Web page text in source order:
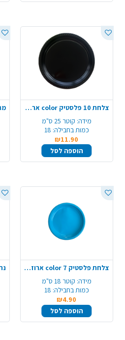
צלחת 10 פלסטיק color ארוז 18 יח' - שחור
מידה: קוטר 25 ס"מ
כמות בחבילה: 18
₪11.90
הוספה לסל
צלחת פלסטיק 7 color ארוז 18 יח' - תכלת
מידה: קוטר 18 ס"מ
כמות בחבילה: 18
₪4.90
הוספה לסל